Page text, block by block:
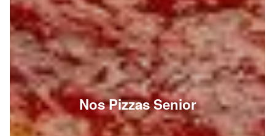
Nos Pizzas Senior